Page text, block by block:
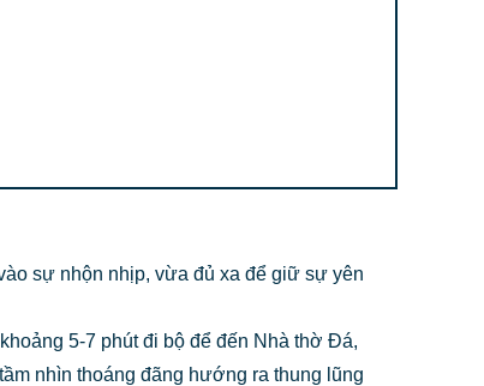
sự nhộn nhịp, vừa đủ xa để giữ sự yên
5-7 phút đi bộ để đến Nhà thờ Đá,
nhìn thoáng đãng hướng ra thung lũng